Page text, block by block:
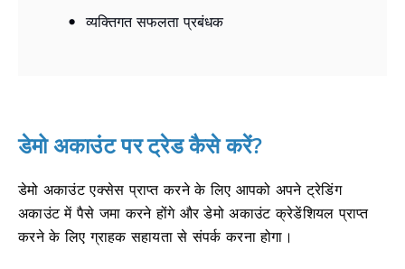
व्यक्तिगत सफलता प्रबंधक
डेमो अकाउंट पर ट्रेड कैसे करें?
डेमो अकाउंट एक्सेस प्राप्त करने के लिए आपको अपने ट्रेडिंग
अकाउंट में पैसे जमा करने होंगे और डेमो अकाउंट क्रेडेंशियल प्राप्त
करने के लिए ग्राहक सहायता से संपर्क करना होगा।